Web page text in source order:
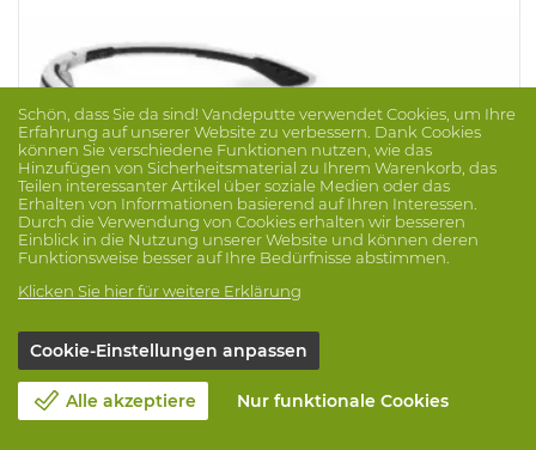
Bril Sportstyle PC Grau Supr Ex (sz/We)
Marke: UVEX Prod.-Nr. 1039134
Schön, dass Sie da sind! Vandeputte verwendet Cookies, um Ihre
Erfahrung auf unserer Website zu verbessern. Dank Cookies
können Sie verschiedene Funktionen nutzen, wie das
Hinzufügen von Sicherheitsmaterial zu Ihrem Warenkorb, das
Teilen interessanter Artikel über soziale Medien oder das
Erhalten von Informationen basierend auf Ihren Interessen.
Durch die Verwendung von Cookies erhalten wir besseren
Einblick in die Nutzung unserer Website und können deren
Funktionsweise besser auf Ihre Bedürfnisse abstimmen.
Klicken Sie hier für weitere Erklärung
Cookie-Einstellungen anpassen
Alle akzeptiere Nur funktionale Cookies